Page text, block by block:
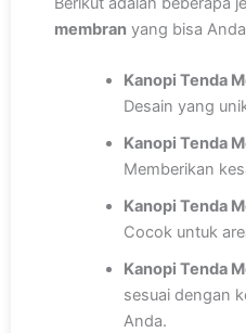
membran yang bisa
Kanopi Tenda
Desain yang
Kanopi Tenda
Memberikan
Kanopi Tenda
Cocok untuk
Kanopi Tenda
sesuai dengan
Anda.